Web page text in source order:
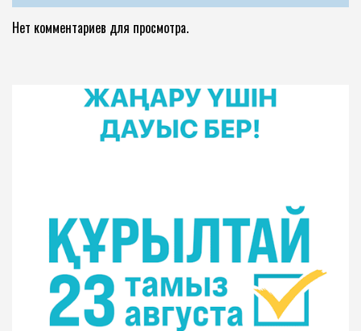
Нет комментариев для просмотра.